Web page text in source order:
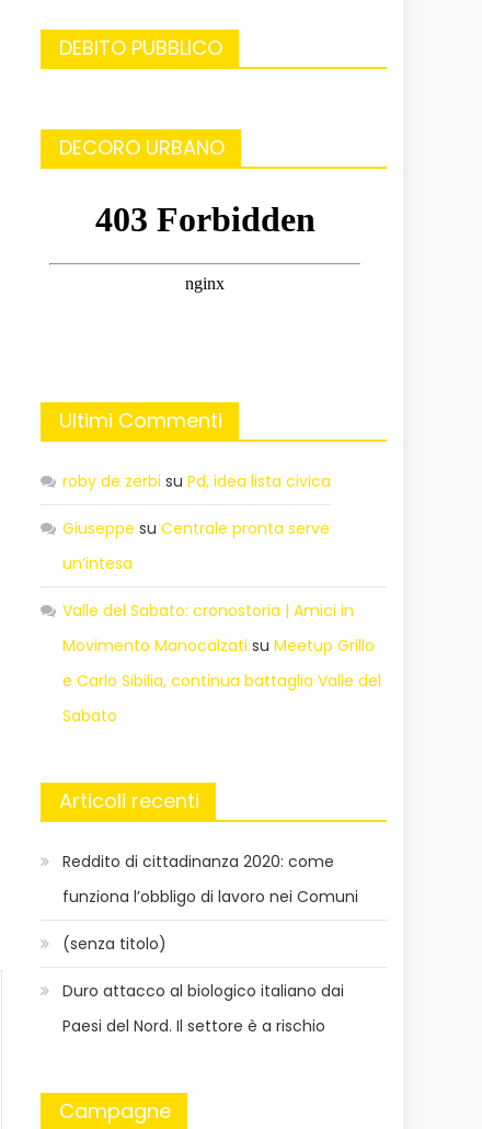
DEBITO PUBBLICO
DECORO URBANO
Ultimi Commenti
roby de zerbi suPd, idea lista civica
Giuseppe suCentrale pronta serve
un’intesa
Valle del Sabato: cronostoria | Amici in
Movimento Manocalzati suMeetup Grillo
e Carlo Sibilia, continua battaglia Valle del
Sabato
Articoli recenti
Reddito di cittadinanza 2020: come
funziona l’obbligo di lavoro nei Comuni
(senza titolo)
Duro attacco al biologico italiano dai
Paesi del Nord. Il settore è a rischio
Campagne